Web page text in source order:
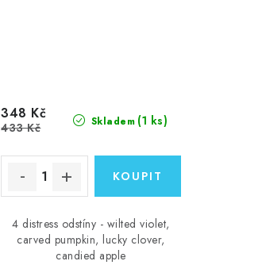
Skladem (1 ks)
348 Kč
433 Kč
4 distress odstíny - wilted violet,
carved pumpkin, lucky clover,
candied apple